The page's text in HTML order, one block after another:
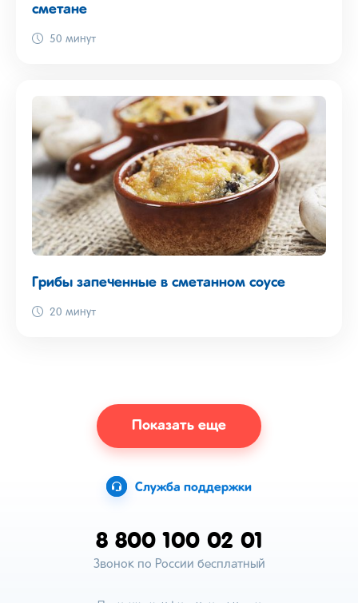
сметане
50 минут
Грибы запеченные в сметанном соусе
20 минут
Показать еще
Служба поддержки
8 800 100 02 01
Звонок по России бесплатный